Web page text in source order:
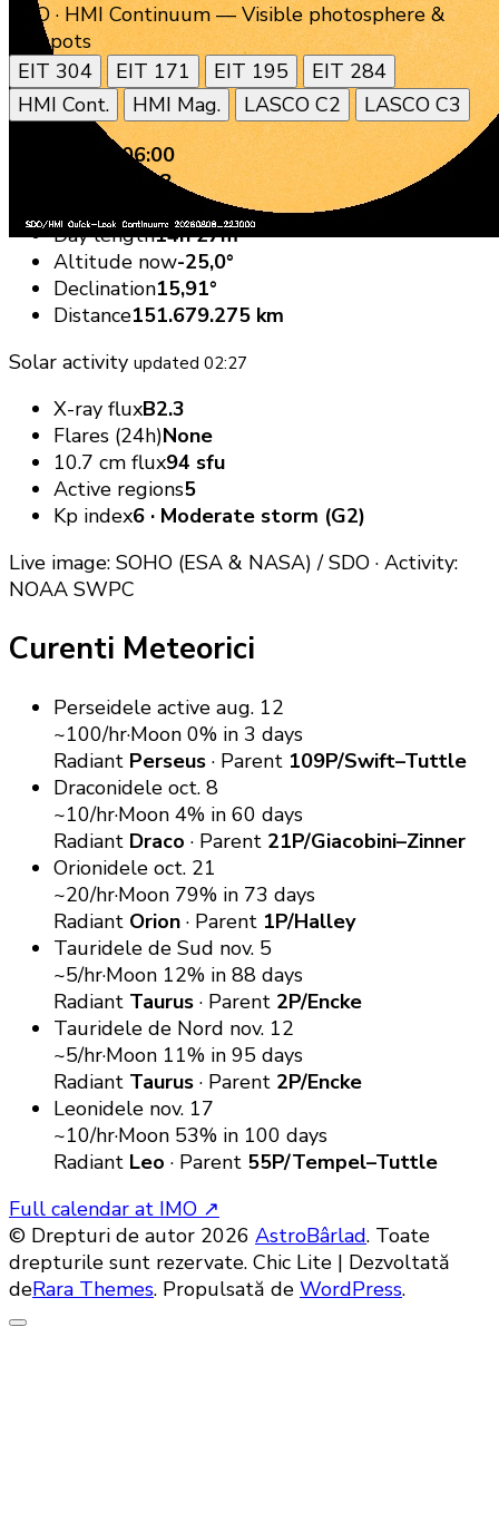
SDO · HMI Continuum — Visible photosphere &
sunspots
EIT 304
EIT 171 EIT 195
EIT 284
HMI Cont.
HMI Mag. LASCO C2
LASCO C3
Sunrise06:00
20:28
Day length14h 27m
Altitude now-25,0°
Declination15,91°
Distance151.679.275 km
Solar activity updated 02:27
X-ray fluxB2.3
Flares (24h)None
10.7 cm flux94 sfu
Active regions5
Kp index6 · Moderate storm (G2)
Live image: SOHO (ESA & NASA) / SDO · Activity:
NOAA SWPC
Curenti Meteorici
Perseidele active aug. 12
~100/hr·Moon 0% in 3 days
Radiant Perseus · Parent 109P/Swift–Tuttle
Draconidele oct. 8
~10/hr·Moon 4% in 60 days
Radiant Draco · Parent 21P/Giacobini–Zinner
Orionidele oct. 21
~20/hr·Moon 79% in 73 days
Radiant Orion · Parent 1P/Halley
Tauridele de Sud nov. 5
~5/hr·Moon 12% in 88 days
Radiant Taurus · Parent 2P/Encke
Tauridele de Nord nov. 12
~5/hr·Moon 11% in 95 days
Radiant Taurus · Parent 2P/Encke
Leonidele nov. 17
~10/hr·Moon 53% in 100 days
Radiant Leo · Parent 55P/Tempel–Tuttle
Full calendar at IMO ↗
© Drepturi de autor 2026 AstroBârlad. Toate
drepturile sunt rezervate. Chic Lite | Dezvoltată
deRara Themes. Propulsată de WordPress.